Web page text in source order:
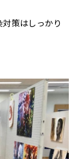
策はしっかり